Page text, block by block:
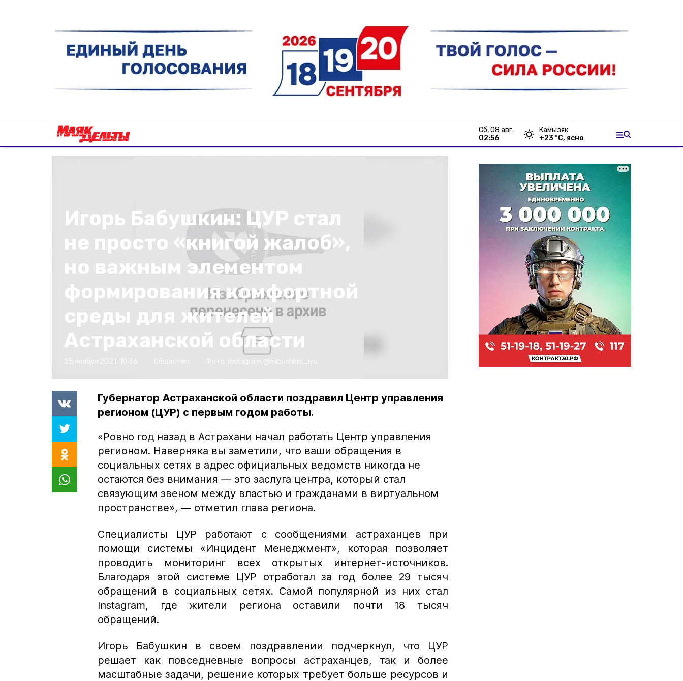
сб, 08 авг.
02:56
Камызяк
+23 °С, ясно
Игорь Бабушкин: ЦУР стал
не просто «книгой жалоб»,
но важным элементом
формирования комфортной
среды для жителей
Астраханской области
Губернатор Астраханской области поздравил Центр управления
регионом (ЦУР) с первым годом работы.
«Ровно год назад в Астрахани начал работать Центр управления
регионом. Наверняка вы заметили, что ваши обращения в
социальных сетях в адрес официальных ведомств никогда не
остаются без внимания — это заслуга центра, который стал
связующим звеном между властью и гражданами в виртуальном
пространстве», — отметил глава региона.
Специалисты ЦУР работают с сообщениями астраханцев при
помощи системы «Инцидент Менеджмент», которая позволяет
проводить мониторинг всех открытых интернет-источников.
Благодаря этой системе ЦУР отработал за год более 29 тысяч
обращений в социальных сетях. Самой популярной из них стал
Instagram, где жители региона оставили почти 18 тысяч
обращений.
Игорь Бабушкин в своем поздравлении подчеркнул, что ЦУР
решает как повседневные вопросы астраханцев, так и более
масштабные задачи, решение которых требует больше ресурсов и